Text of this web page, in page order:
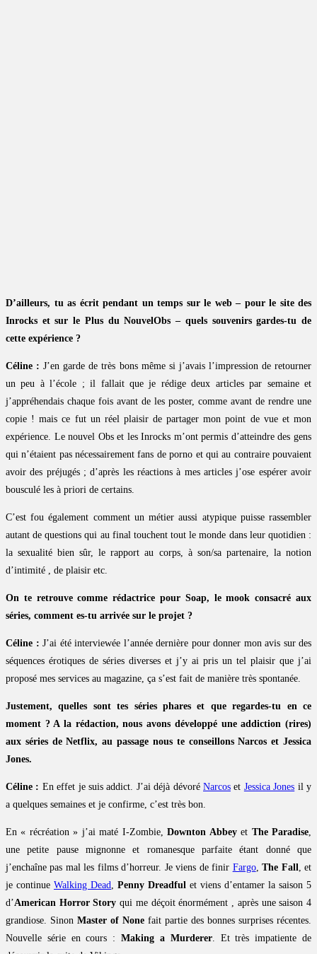
D’ailleurs, tu as écrit pendant un temps sur le web – pour le site des
Inrocks et sur le Plus du NouvelObs – quels souvenirs gardes-tu de
cette expérience ?
Céline : J’en garde de très bons même si j’avais l’impression de retourner
un peu à l’école ; il fallait que je rédige deux articles par semaine et
j’appréhendais chaque fois avant de les poster, comme avant de rendre une
copie ! mais ce fut un réel plaisir de partager mon point de vue et mon
expérience. Le nouvel Obs et les Inrocks m’ont permis d’atteindre des gens
qui n’étaient pas nécessairement fans de porno et qui au contraire pouvaient
avoir des préjugés ; d’après les réactions à mes articles j’ose espérer avoir
bousculé les à priori de certains.
C’est fou également comment un métier aussi atypique puisse rassembler
autant de questions qui au final touchent tout le monde dans leur quotidien :
la sexualité bien sûr, le rapport au corps, à son/sa partenaire, la notion
d’intimité , de plaisir etc.
On te retrouve comme rédactrice pour Soap, le mook consacré aux
séries, comment es-tu arrivée sur le projet ?
Céline : J’ai été interviewée l’année dernière pour donner mon avis sur des
séquences érotiques de séries diverses et j’y ai pris un tel plaisir que j’ai
proposé mes services au magazine, ça s’est fait de manière très spontanée.
Justement, quelles sont tes séries phares et que regardes-tu en ce
moment ? A la rédaction, nous avons développé une addiction (rires)
aux séries de Netflix, au passage nous te conseillons Narcos et Jessica
Jones.
Céline : En effet je suis addict. J’ai déjà dévoréNarcos et Jessica Jones il y
a quelques semaines et je confirme, c’est très bon.
En « récréation » j’ai maté I-Zombie,Downton Abbeyet The Paradise,
une petite pause mignonne et romanesque parfaite étant donné que
j’enchaîne pas mal les films d’horreur. Je viens de finir Fargo,The Fall, et
je continue Walking Dead, Penny Dreadful et viens d’entamer la saison 5
d’American Horror Story qui me déçoit énormément , après une saison 4
grandiose. Sinon Master of None fait partie des bonnes surprises récentes.
Nouvelle série en cours :Making a Murderer. Et très impatiente de